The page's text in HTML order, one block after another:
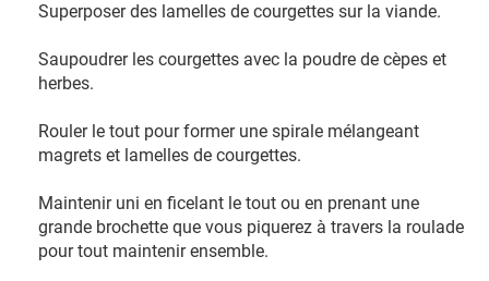
Superposer des lamelles de courgettes sur la viande.
Saupoudrer les courgettes avec la poudre de cèpes et
herbes.
Rouler le tout pour former une spirale mélangeant
magrets et lamelles de courgettes.
Maintenir uni en ficelant le tout ou en prenant une
grande brochette que vous piquerez à travers la roulade
pour tout maintenir ensemble.